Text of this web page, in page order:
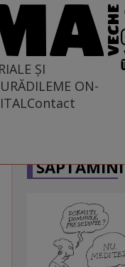
ȘI
DILEME ON-
Contact